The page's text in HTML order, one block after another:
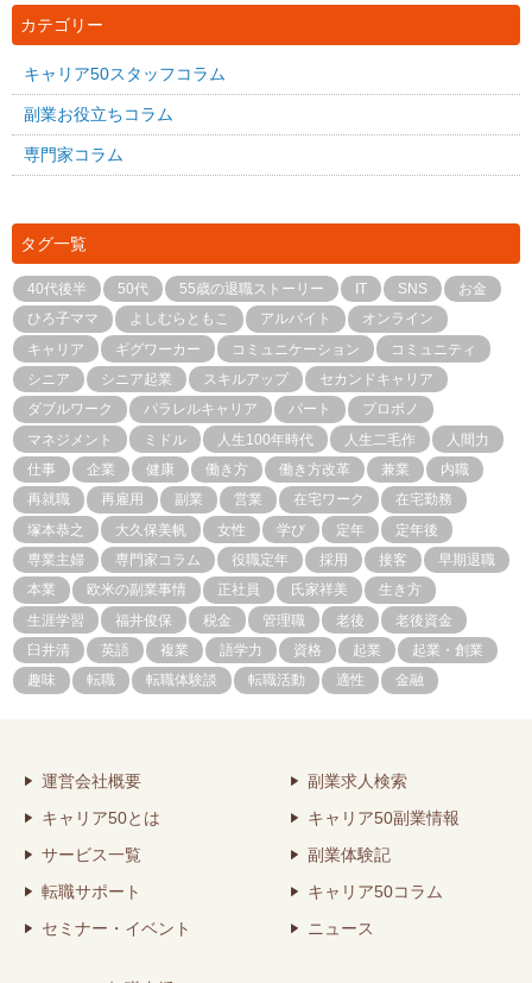
カテゴリー
キャリア50スタッフコラム
副業お役立ちコラム
専門家コラム
タグ一覧
40代後半 50代 55歳の退職ストーリー IT SNS
お金
ひろ子ママ
よしむらともこ アルバイト
オンライン
キャリア
ギグワーカー コミュニケーション
コミュニティ
シニア
シニア起業 スキルアップ
セカンドキャリア
ダブルワーク
パラレルキャリア パート
プロボノ
マネジメント
ミドル 人生100年時代 人生二毛作
人間力
仕事
企業 健康 働き方 働き方改革 兼業
内職
再就職
再雇用 副業 営業 在宅ワーク
在宅勤務
塚本恭之
大久保美帆 女性 学び 定年
定年後
専業主婦
専門家コラム 役職定年 採用 接客
早期退職
本業
欧米の副業事情 正社員 氏家祥美
生き方
生涯学習
福井俊保 税金 管理職 老後
老後資金
臼井清
英語 複業 語学力 資格 起業
起業・創業
趣味
転職 転職体験談 転職活動 適性 金融
運営会社概要
キャリア50とは
サービス一覧
転職サポート
セミナー・イベント
副業求人検索
キャリア50副業情報
副業体験記
キャリア50コラム
ニュース